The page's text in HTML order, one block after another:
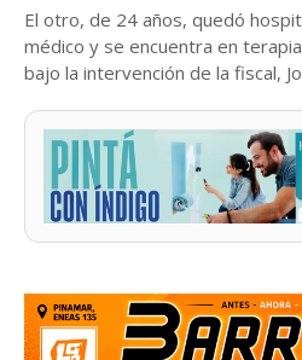
El otro, de 24 años, quedó
médico y se encuentra en
bajo la intervención de la fiscal,